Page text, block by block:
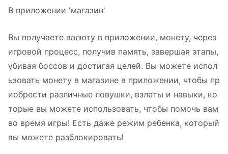
В приложении 'магазин'
Вы получаете валюту в приложении, монету, через
игровой процесс, получив память, завершая этапы,
убивая боссов и достигая целей. Вы можете испол
ьзовать монету в магазине в приложении, чтобы пр
иобрести различные ловушки, взлеты и навыки, ко
торые вы можете использовать, чтобы помочь вам
во время игры! Есть даже режим ребенка, который
вы можете разблокировать!